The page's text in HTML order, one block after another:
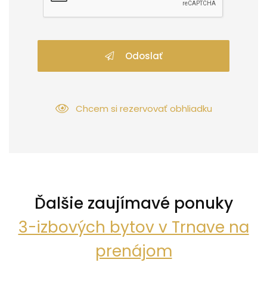
Odoslať
Chcem si rezervovať obhliadku
Ďalšie zaujímavé ponuky
3-izbových bytov v Trnave na
prenájom